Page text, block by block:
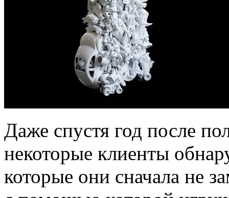
Даже спустя год после
некоторые клиенты
которые они сначала не